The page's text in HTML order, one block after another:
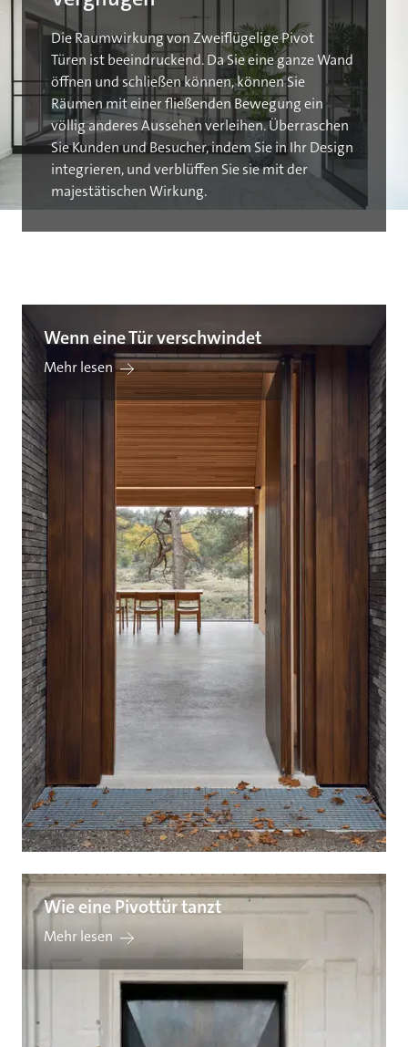
Die Raumwirkung von Zweiflügelige Pivot
Türen ist beeindruckend. Da Sie eine ganze Wand
öffnen und schließen können, können Sie
Räumen mit einer fließenden Bewegung ein
völlig anderes Aussehen verleihen. Überraschen
Sie Kunden und Besucher, indem Sie in Ihr Design
integrieren, und verblüffen Sie sie mit der
majestätischen Wirkung.
Wenn eine Tür verschwindet
Mehr lesen
Wie eine Pivottür tanzt
Mehr lesen